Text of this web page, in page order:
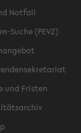
Notfall
Suche (PEVZ)
und Fristen